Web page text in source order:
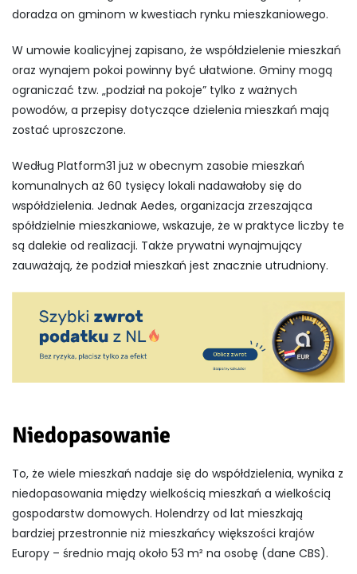
doradza on gminom w kwestiach rynku mieszkaniowego.
W umowie koalicyjnej zapisano, że współdzielenie mieszkań
oraz wynajem pokoi powinny być ułatwione. Gminy mogą
ograniczać tzw. „podział na pokoje” tylko z ważnych
powodów, a przepisy dotyczące dzielenia mieszkań mają
zostać uproszczone.
Według Platform31 już w obecnym zasobie mieszkań
komunalnych aż 60 tysięcy lokali nadawałoby się do
współdzielenia. Jednak Aedes, organizacja zrzeszająca
spółdzielnie mieszkaniowe, wskazuje, że w praktyce liczby te
są dalekie od realizacji. Także prywatni wynajmujący
zauważają, że podział mieszkań jest znacznie utrudniony.
Niedopasowanie
To, że wiele mieszkań nadaje się do współdzielenia, wynika z
niedopasowania między wielkością mieszkań a wielkością
gospodarstw domowych. Holendrzy od lat mieszkają
bardziej przestronnie niż mieszkańcy większości krajów
Europy – średnio mają około 53 m² na osobę (dane CBS).